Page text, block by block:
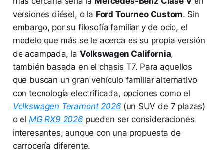
versiones diésel, o la Ford Tourneo Custom. Sin
embargo, por su filosofía familiar y de ocio, el
modelo que más se le acerca es su propia versión
de acampada, la Volkswagen California,
también basada en el chasis T7. Para aquellos
que buscan un gran vehículo familiar alternativo
con tecnología electrificada, opciones como el
Volkswagen Teramont 2026 (un SUV de 7 plazas)
o el MG RX9 2026 pueden ser consideraciones
interesantes, aunque con una propuesta de
carrocería diferente.